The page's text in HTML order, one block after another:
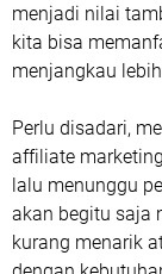
menjadi nilai
kita bisa
menjangkau
Perlu disadari,
affiliate
lalu menunggu
akan begitu saja
kurang menarik